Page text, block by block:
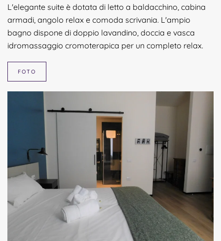
L'elegante suite è dotata di letto a baldacchino, cabina
armadi, angolo relax e comoda scrivania. L'ampio
bagno dispone di doppio lavandino, doccia e vasca
idromassaggio cromoterapica per un completo relax.
FOTO